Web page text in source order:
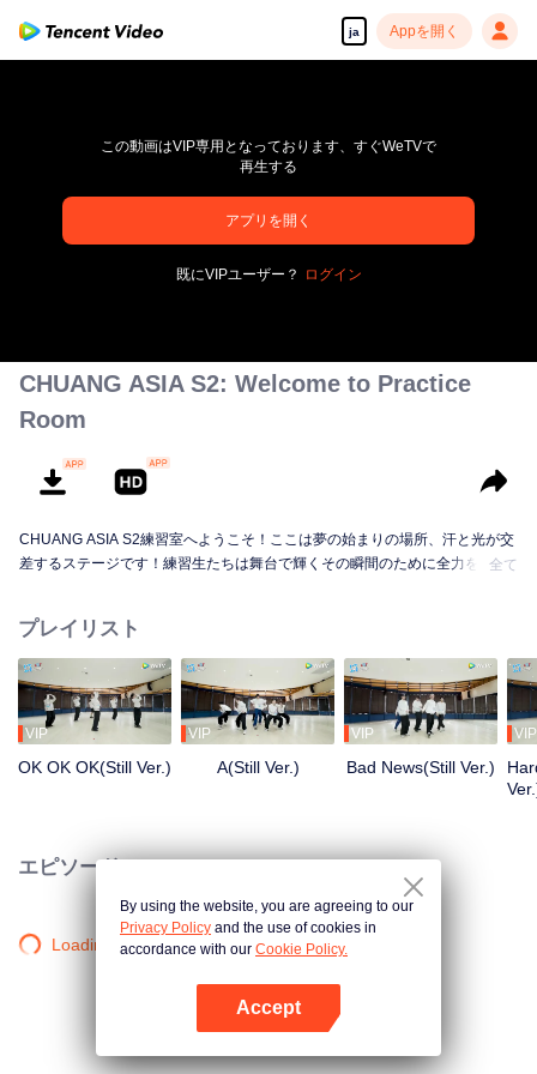
ja Appを開く
pay limit
この動画はVIP専用となっております、すぐWeTVで
再生する
アプリを開く
既にVIPユーザー？ ログイン
CHUANG ASIA S2: Welcome to Practice
Room
CHUANG ASIA S2練習室へようこそ！ここは夢の始まりの場所、汗と光が交
差するステージです！練習生たちは舞台で輝くその瞬間のために全力を尽く
全て
プレイリスト
VIP
OK OK OK(Still Ver.)
VIP
A(Still Ver.)
VIP
Bad News(Still Ver.)
VIP
エピソード
Loading…
By using the website, you are agreeing to our
Privacy Policy and the use of cookies in
accordance with our Cookie Policy.
Accept